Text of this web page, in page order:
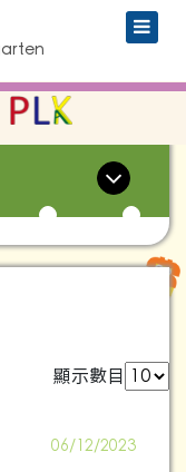
顯示數目
06/12/2023